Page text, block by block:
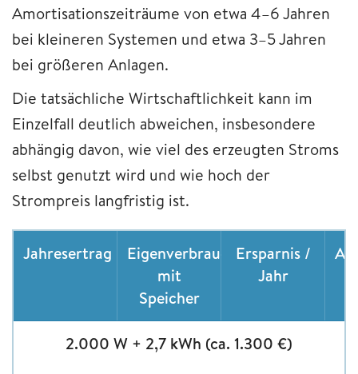
Amortisationszeiträume von etwa 4–6 Jahren
bei kleineren Systemen und etwa 3–5 Jahren
bei größeren Anlagen.
Die tatsächliche Wirtschaftlichkeit kann im
Einzelfall deutlich abweichen, insbesondere
abhängig davon, wie viel des erzeugten Stroms
selbst genutzt wird und wie hoch der
Strompreis langfristig ist.
Jahresertrag
Eigenverbrauch
mit
Speicher
Ersparnis /
Jahr
2.000 W + 2,7 kWh (ca. 1.300 €)